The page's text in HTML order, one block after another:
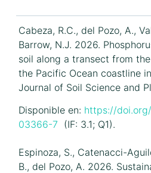
Cabeza, R.C., del Pozo, A.,
Barrow, N.J. 2026.
soil along a transect from
the Pacific Ocean coastline
Journal of Soil Science and
Disponible en: https://
03366-7 (IF: 3.1; Q1).
Espinoza, S., Catenacci-
B., del Pozo, A. 2026.